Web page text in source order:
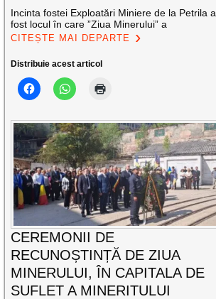
Incinta fostei Exploatări Miniere de la Petrila a
fost locul în care ”Ziua Minerului” a
CITEȘTE MAI DEPARTE
Distribuie acest articol
CEREMONII DE
RECUNOȘTINȚĂ DE ZIUA
MINERULUI, ÎN CAPITALA DE
SUFLET A MINERITULUI